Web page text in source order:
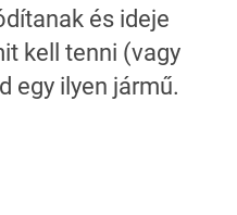
és ideje
kell tenni (vagy
egy ilyen jármű.